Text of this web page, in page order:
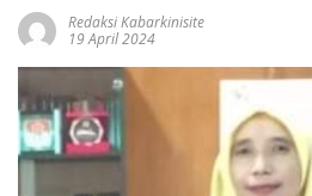
Redaksi Kabarkinisite
19 April 2024